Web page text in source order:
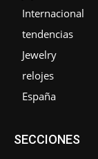
Internacional
tendencias
Jewelry
relojes
España
SECCIONES
Entrevistas